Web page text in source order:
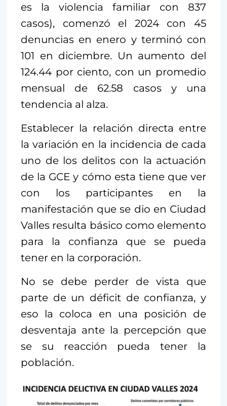
es la violencia familiar con 837
casos), comenzó el 2024 con 45
denuncias en enero y terminó con
101 en diciembre. Un aumento del
124.44 por ciento, con un promedio
mensual de 62.58 casos y una
tendencia al alza.
Establecer la relación directa entre
la variación en la incidencia de cada
uno de los delitos con la actuación
de la GCE y cómo esta tiene que ver
con los participantes en la
manifestación que se dio en Ciudad
Valles resulta básico como elemento
para la confianza que se pueda
tener en la corporación.
No se debe perder de vista que
parte de un déficit de confianza, y
eso la coloca en una posición de
desventaja ante la percepción que
se su reacción pueda tener la
población.